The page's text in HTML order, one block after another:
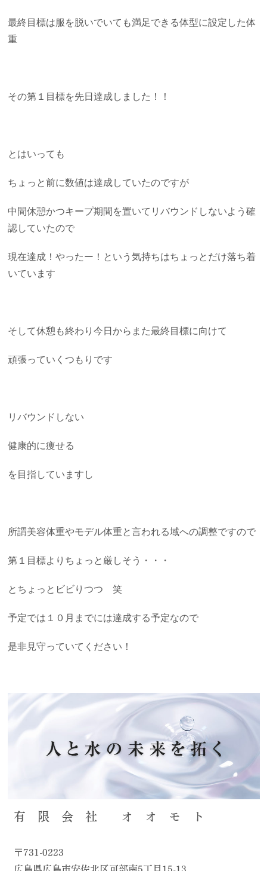
最終目標は服を脱いでいても満足できる体型に設定した体
重
その第１目標を先日達成しました！！
とはいっても
ちょっと前に数値は達成していたのですが
中間休憩かつキープ期間を置いてリバウンドしないよう確
認していたので
現在達成！やったー！という気持ちはちょっとだけ落ち着
いています
そして休憩も終わり今日からまた最終目標に向けて
頑張っていくつもりです
リバウンドしない
健康的に痩せる
を目指していますし
所謂美容体重やモデル体重と言われる域への調整ですので
第１目標よりちょっと厳しそう・・・
とちょっとビビりつつ 笑
予定では１０月までには達成する予定なので
是非見守っていてください！
有 限 会 社 オ オ モ ト
〒731-0223